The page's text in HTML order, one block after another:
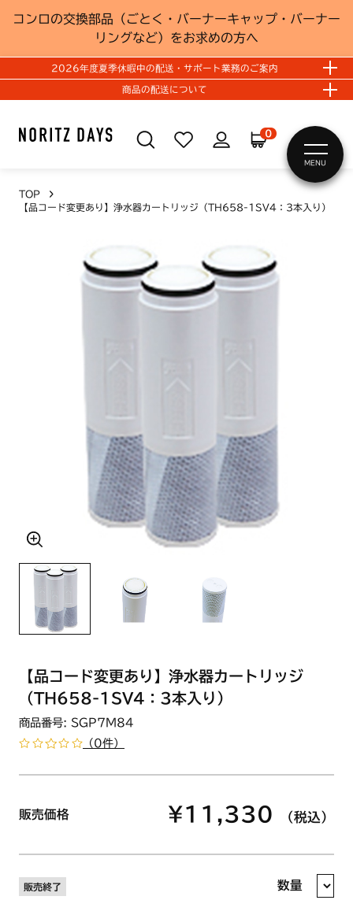
コンロの交換部品（ごとく・バーナーキャップ・バーナー
リングなど）をお求めの方へ
2026年度夏季休暇中の配送・サポート業務のご案内
商品の配送について
0
MENU
TOP
【品コード変更あり】浄水器カートリッジ（TH658-1SV4：3本入り）
【品コード変更あり】浄水器カートリッジ
（TH658-1SV4：3本入り）
商品番号: SGP7M84
（0件）
販売価格 ¥11,330 （税込）
販売終了 数量